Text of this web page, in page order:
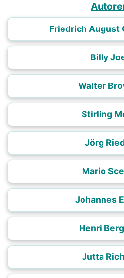
Friedrich August
Billy
Walter
Stirling
Jörg
Mario
Johannes
Henri
Jutta